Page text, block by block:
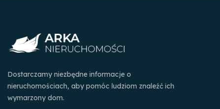
Dostarczamy niezbędne informacje o
nieruchomościach, aby pomóc ludziom znaleźć ich
wymarzony dom.